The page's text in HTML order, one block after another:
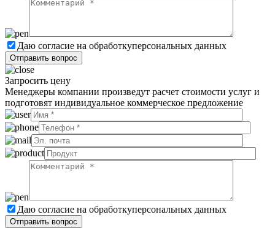
Даю согласие на обработкуперсональных данных
Запросить цену
Менеджеры компании произведут расчет стоимости услуг и
подготовят индивидуальное коммерческое предложение
Даю согласие на обработкуперсональных данных